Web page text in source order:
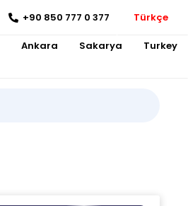
+90 850 777 0 377 Türkçe
Ankara Sakarya Turkey